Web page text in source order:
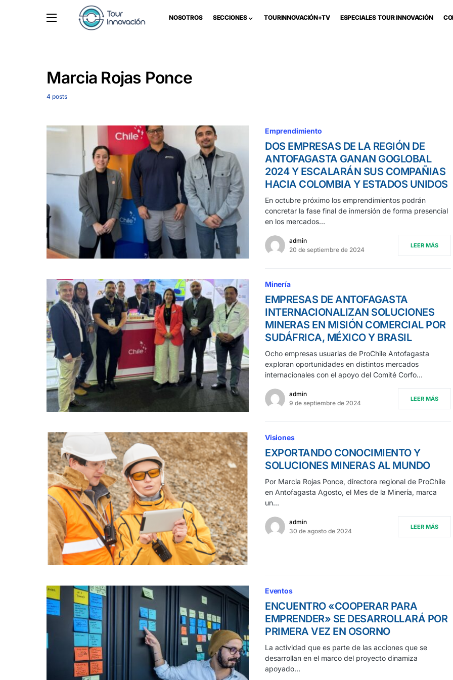
NOSOTROS SECCIONES TOURINNOVACIÓN+TV ESPECIALES TOUR INNOVACIÓN
Marcia Rojas Ponce
4 posts
Emprendimiento
DOS EMPRESAS DE LA REGIÓN DE
ANTOFAGASTA GANAN GOGLOBAL
2024 Y ESCALARÁN SUS COMPAÑIAS
HACIA COLOMBIA Y ESTADOS UNIDOS
En octubre próximo los emprendimientos podrán
concretar la fase final de inmersión de forma presencial
en los mercados…
admin
20 de septiembre de 2024
LEER MÁS
Minería
EMPRESAS DE ANTOFAGASTA
INTERNACIONALIZAN SOLUCIONES
MINERAS EN MISIÓN COMERCIAL POR
SUDÁFRICA, MÉXICO Y BRASIL
Ocho empresas usuarias de ProChile Antofagasta
exploran oportunidades en distintos mercados
internacionales con el apoyo del Comité Corfo…
admin
9 de septiembre de 2024
LEER MÁS
Visiones
EXPORTANDO CONOCIMIENTO Y
SOLUCIONES MINERAS AL MUNDO
Por Marcia Rojas Ponce, directora regional de ProChile
en Antofagasta Agosto, el Mes de la Minería, marca
un…
admin
30 de agosto de 2024
LEER MÁS
Eventos
ENCUENTRO «COOPERAR PARA
EMPRENDER» SE DESARROLLARÁ POR
PRIMERA VEZ EN OSORNO
La actividad que es parte de las acciones que se
desarrollan en el marco del proyecto dinamiza
apoyado…